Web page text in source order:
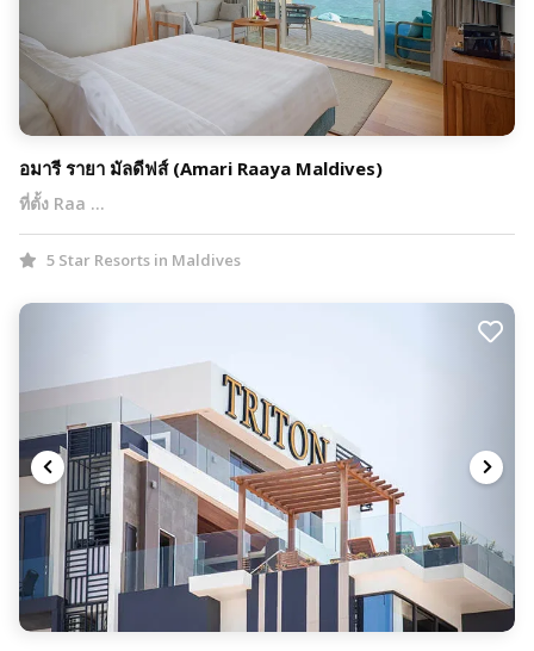
อมารี รายา มัลดีฟส์ (Amari Raaya Maldives)
ที่ตั้ง Raa …
5 Star Resorts in Maldives